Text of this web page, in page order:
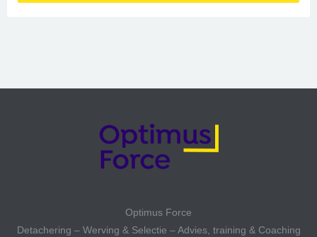
Optimus Force
Detachering – Werving & Selectie – Advies, training & Coaching